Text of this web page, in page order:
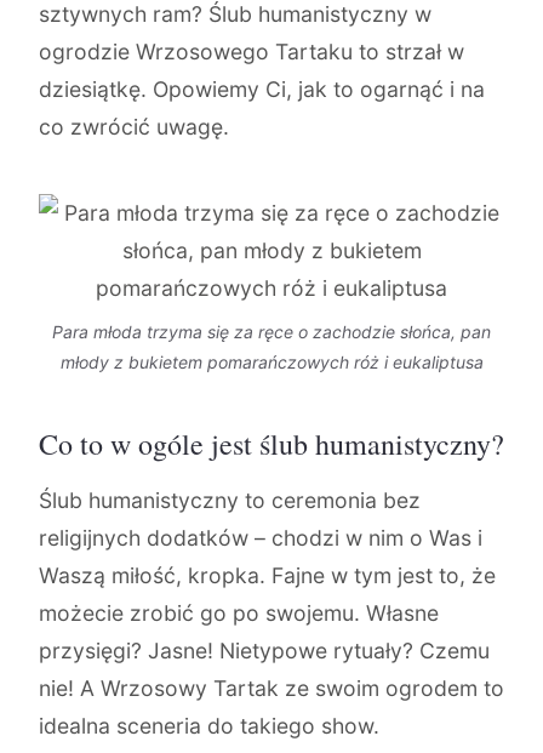
sztywnych ram? Ślub humanistyczny w
ogrodzie Wrzosowego Tartaku to strzał w
dziesiątkę. Opowiemy Ci, jak to ogarnąć i na
co zwrócić uwagę.
Para młoda trzyma się za ręce o zachodzie słońca, pan
młody z bukietem pomarańczowych róż i eukaliptusa
Co to w ogóle jest ślub humanistyczny?
Ślub humanistyczny to ceremonia bez
religijnych dodatków – chodzi w nim o Was i
Waszą miłość, kropka. Fajne w tym jest to, że
możecie zrobić go po swojemu. Własne
przysięgi? Jasne! Nietypowe rytuały? Czemu
nie! A Wrzosowy Tartak ze swoim ogrodem to
idealna sceneria do takiego show.